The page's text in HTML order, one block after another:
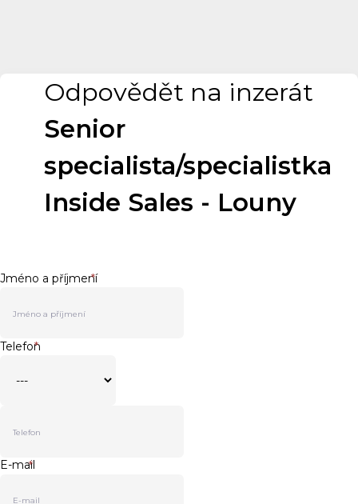
Odpovědět na inzerát
Senior
specialista/specialistka
Inside Sales - Louny
Jméno a příjmení
*
Telefon
*
E-mail
*